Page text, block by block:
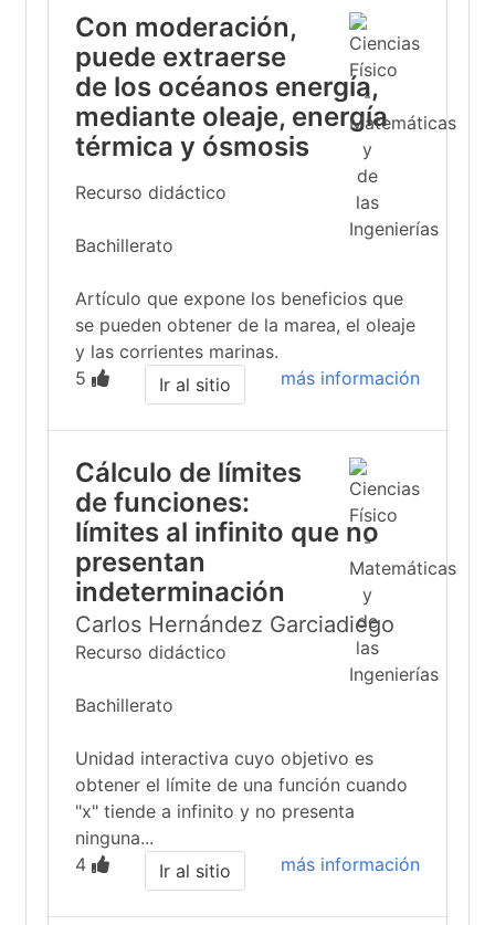
Con moderación,
puede extraerse
de los océanos energía,
mediante oleaje, energía
térmica y ósmosis
Recurso didáctico
Bachillerato
Artículo que expone los beneficios que
se pueden obtener de la marea, el oleaje
y las corrientes marinas.
5
más información
Ir al sitio
Cálculo de límites
de funciones:
límites al infinito que no
presentan
indeterminación
Carlos Hernández Garciadiego
Recurso didáctico
Bachillerato
Unidad interactiva cuyo objetivo es
obtener el límite de una función cuando
"x" tiende a infinito y no presenta
ninguna...
4
más información
Ir al sitio